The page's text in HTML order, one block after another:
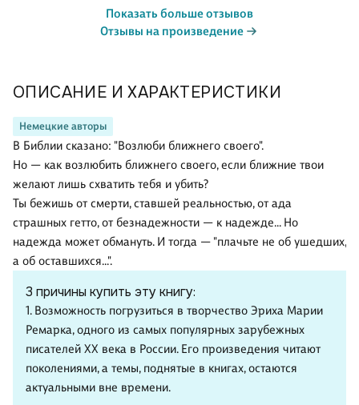
ОПИСАНИЕ И ХАРАКТЕРИСТИКИ
Немецкие авторы
В Библии сказано: "Возлюби ближнего своего".
Но — как возлюбить ближнего своего, если ближние твои
желают лишь схватить тебя и убить?
Ты бежишь от смерти, ставшей реальностью, от ада
страшных гетто, от безнадежности — к надежде... Но
надежда может обмануть. И тогда — "плачьте не об ушедших,
а об оставшихся...".
3 причины купить эту книгу:
1. Возможность погрузиться в творчество Эриха Марии
Ремарка, одного из самых популярных зарубежных
писателей XX века в России. Его произведения читают
поколениями, а темы, поднятые в книгах, остаются
актуальными вне времени.
Показать больше отзывов
Отзывы на произведение